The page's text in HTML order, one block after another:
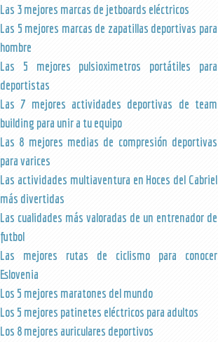
Las 3 mejores marcas de jetboards eléctricos
Las 5 mejores marcas de zapatillas deportivas para
hombre
Las 5 mejores pulsioximetros portátiles para
deportistas
Las 7 mejores actividades deportivas de team
building para unir a tu equipo
Las 8 mejores medias de compresión deportivas
para varices
Las actividades multiaventura en Hoces del Cabriel
más divertidas
Las cualidades más valoradas de un entrenador de
futbol
Las mejores rutas de ciclismo para conocer
Eslovenia
Los 5 mejores maratones del mundo
Los 5 mejores patinetes eléctricos para adultos
Los 8 mejores auriculares deportivos